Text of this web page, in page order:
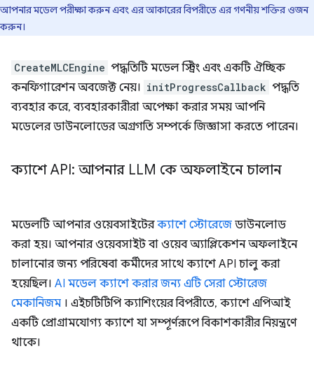
আপনার মডেল পরীক্ষা করুন এবং এর আকারের বিপরীতে এর গণনীয় শক্তির ওজন
করুন।
CreateMLCEngine পদ্ধতিটি মডেল স্ট্রিং এবং একটি ঐচ্ছিক
কনফিগারেশন অবজেক্ট নেয়। initProgressCallback পদ্ধতি
ব্যবহার করে, ব্যবহারকারীরা অপেক্ষা করার সময় আপনি
মডেলের ডাউনলোডের অগ্রগতি সম্পর্কে জিজ্ঞাসা করতে পারেন।
ক্যাশে API: আপনার LLM কে অফলাইনে চালান
মডেলটি আপনার ওয়েবসাইটেরক্যাশে স্টোরেজে ডাউনলোড
করা হয়। আপনার ওয়েবসাইট বা ওয়েব অ্যাপ্লিকেশন অফলাইনে
চালানোর জন্য পরিষেবা কর্মীদের সাথে ক্যাশে API চালু করা
হয়েছিল। AI মডেল ক্যাশে করার জন্য এটি সেরা স্টোরেজ
মেকানিজম । এইচটিটিপি ক্যাশিংয়ের বিপরীতে, ক্যাশে এপিআই
একটি প্রোগ্রামযোগ্য ক্যাশে যা সম্পূর্ণরূপে বিকাশকারীর নিয়ন্ত্রণে
থাকে।